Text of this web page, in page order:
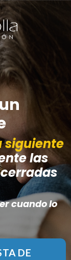
siguiente
las
cuando lo
DE